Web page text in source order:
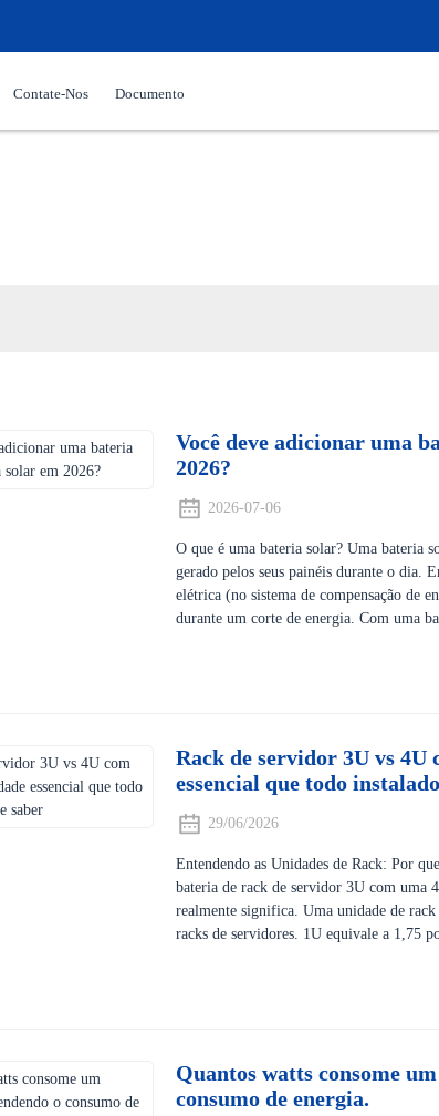
Contate-Nos Documento
Você deve adicionar uma
2026?
2026-07-06
O que é uma bateria solar? Uma bateria
gerado pelos seus painéis durante o dia.
elétrica (no sistema de compensação de
durante um corte de energia. Com uma
Rack de servidor 3U vs 4U
essencial que todo
29/06/2026
Entendendo as Unidades de Rack: Por
bateria de rack de servidor 3U com uma
realmente significa. Uma unidade de
racks de servidores. 1U equivale a 1,75
Quantos watts consome
consumo de energia.